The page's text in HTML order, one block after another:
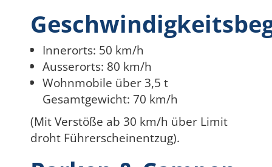
Innerorts: 50 km/h
Ausserorts: 80 km/h
Wohnmobile über 3,5 t
Gesamtgewicht: 70 km/h
(Mit Verstöße ab 30 km/h über Limit
droht Führerscheinentzug).